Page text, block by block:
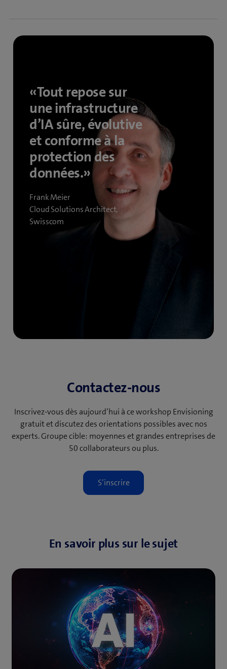
«Tout repose sur
une infrastructure
d’IA sûre, évolutive
et conforme à la
protection des
données.»
Frank Meier
Cloud Solutions Architect,
Swisscom
Contactez-nous
Inscrivez-vous dès aujourd’hui à ce workshop Envisioning
gratuit et discutez des orientations possibles avec nos
experts. Groupe cible: moyennes et grandes entreprises de
50 collaborateurs ou plus.
En savoir plus sur le sujet